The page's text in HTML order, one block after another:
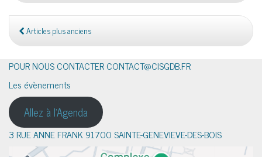
Articles plus anciens
POUR NOUS CONTACTER CONTACT@CISGDB.FR
Les évènements
Allez à l'Agenda
3 RUE ANNE FRANK 91700 SAINTE-GENEVIEVE-DES-BOIS